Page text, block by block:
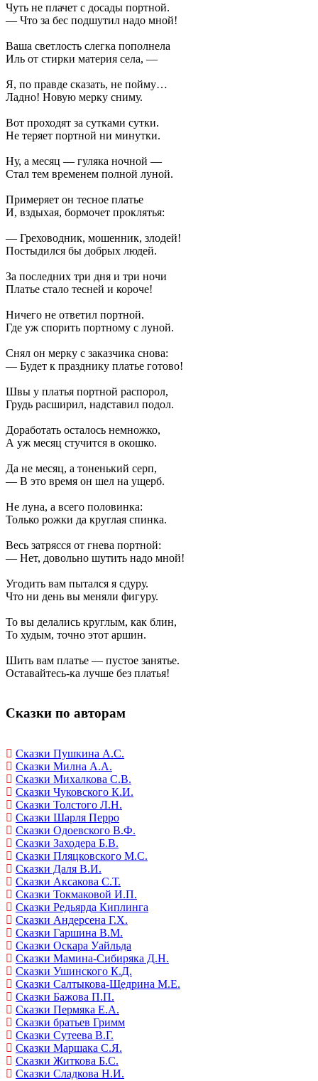
Чуть не плачет с досады портной.
— Что за бес подшутил надо мной!
Ваша светлость слегка пополнела
Иль от стирки материя села, —
Я, по правде сказать, не пойму…
Ладно! Новую мерку сниму.
Вот проходят за сутками сутки.
Не теряет портной ни минутки.
Ну, а месяц — гуляка ночной —
Стал тем временем полной луной.
Примеряет он тесное платье
И, вздыхая, бормочет проклятья:
— Греховодник, мошенник, злодей!
Постыдился бы добрых людей.
За последних три дня и три ночи
Платье стало тесней и короче!
Ничего не ответил портной.
Где уж спорить портному с луной.
Снял он мерку с заказчика снова:
— Будет к празднику платье готово!
Швы у платья портной распорол,
Грудь расширил, надставил подол.
Доработать осталось немножко,
А уж месяц стучится в окошко.
Да не месяц, а тоненький серп,
— В это время он шел на ущерб.
Не луна, а всего половинка:
Только рожки да круглая спинка.
Весь затрясся от гнева портной:
— Нет, довольно шутить надо мной!
Угодить вам пытался я сдуру.
Что ни день вы меняли фигуру.
То вы делались круглым, как блин,
То худым, точно этот аршин.
Шить вам платье — пустое занятье.
Оставайтесь-ка лучше без платья!
Сказки по авторам
Сказки Пушкина А.С.
Сказки Милна А.А.
Сказки Михалкова С.В.
Сказки Чуковского К.И.
Сказки Толстого Л.Н.
Сказки Шарля Перро
Сказки Одоевского В.Ф.
Сказки Заходера Б.В.
Сказки Пляцковского М.С.
Сказки Даля В.И.
Сказки Аксакова С.Т.
Сказки Токмаковой И.П.
Сказки Редьярда Киплинга
Сказки Андерсена Г.Х.
Сказки Гаршина В.М.
Сказки Оскара Уайльда
Сказки Мамина-Сибиряка Д.Н.
Сказки Ушинского К.Д.
Сказки Салтыкова-Щедрина М.Е.
Сказки Бажова П.П.
Сказки Пермяка Е.А.
Сказки братьев Гримм
Сказки Сутеева В.Г.
Сказки Маршака С.Я.
Сказки Житкова Б.С.
Сказки Сладкова Н.И.